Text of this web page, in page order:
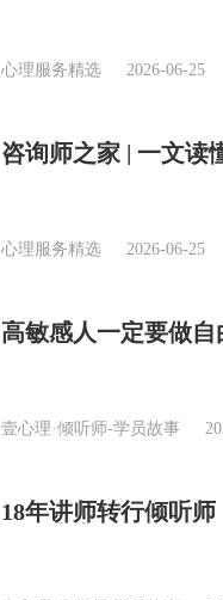
心理服务精选 2026-06-25
咨询师之家 | 一文读
心理服务精选 2026-06-25
高敏感人一定要做
壹心理·倾听师-学员故事
18年讲师转行倾听